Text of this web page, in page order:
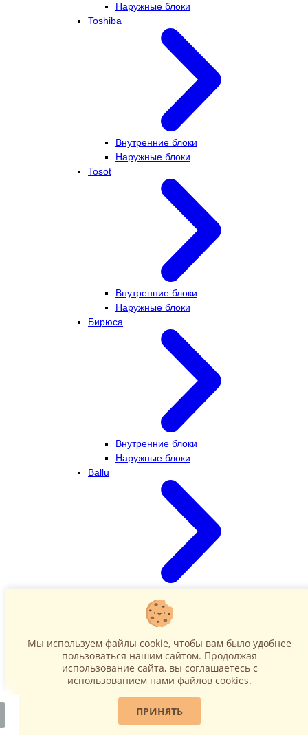
Наружные блоки
Toshiba
Внутренние блоки
Наружные блоки
Tosot
Внутренние блоки
Наружные блоки
Бирюса
Внутренние блоки
Наружные блоки
Ballu
Наружные блоки
Мы используем файлы cookie, чтобы вам было удобнее
пользоваться нашим сайтом. Продолжая
использование сайта, вы соглашаетесь c
использованием нами файлов cookies.
ПРИНЯТЬ